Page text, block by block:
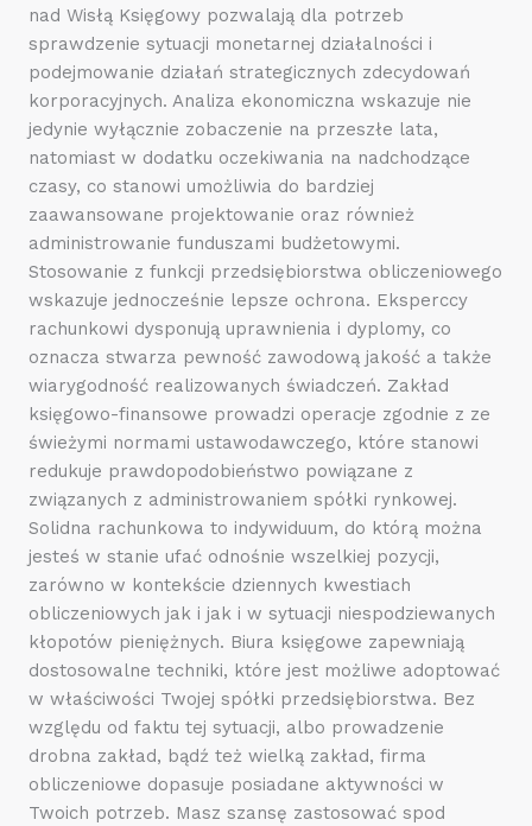
nad Wisłą Księgowy pozwalają dla potrzeb
sprawdzenie sytuacji monetarnej działalności i
podejmowanie działań strategicznych zdecydowań
korporacyjnych. Analiza ekonomiczna wskazuje nie
jedynie wyłącznie zobaczenie na przeszłe lata,
natomiast w dodatku oczekiwania na nadchodzące
czasy, co stanowi umożliwia do bardziej
zaawansowane projektowanie oraz również
administrowanie funduszami budżetowymi.
Stosowanie z funkcji przedsiębiorstwa obliczeniowego
wskazuje jednocześnie lepsze ochrona. Eksperccy
rachunkowi dysponują uprawnienia i dyplomy, co
oznacza stwarza pewność zawodową jakość a także
wiarygodność realizowanych świadczeń. Zakład
księgowo-finansowe prowadzi operacje zgodnie z ze
świeżymi normami ustawodawczego, które stanowi
redukuje prawdopodobieństwo powiązane z
związanych z administrowaniem spółki rynkowej.
Solidna rachunkowa to indywiduum, do którą można
jesteś w stanie ufać odnośnie wszelkiej pozycji,
zarówno w kontekście dziennych kwestiach
obliczeniowych jak i jak i w sytuacji niespodziewanych
kłopotów pieniężnych. Biura księgowe zapewniają
dostosowalne techniki, które jest możliwe adoptować
w właściwości Twojej spółki przedsiębiorstwa. Bez
względu od faktu tej sytuacji, albo prowadzenie
drobna zakład, bądź też wielką zakład, firma
obliczeniowe dopasuje posiadane aktywności w
Twoich potrzeb. Masz szansę zastosować spod